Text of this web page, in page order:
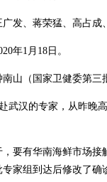
发、蒋荣猛、高占成
年1月18日。
山（国家卫健委第三
武汉的专家，从昨晚
要有华南海鲜市场接
家组到达后修改了确